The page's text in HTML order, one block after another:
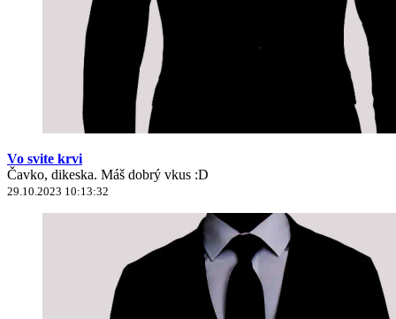
Vo svite krvi
Čavko, dikeska. Máš dobrý vkus :D
29.10.2023 10:13:32